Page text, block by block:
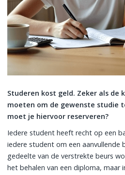
Studeren kost geld. Zeker als de
moeten om de gewenste studie
moet je hiervoor reserveren?
Iedere student heeft recht op een
iedere student om een aanvullende
gedeelte van de verstrekte beurs
het behalen van een diploma, maar